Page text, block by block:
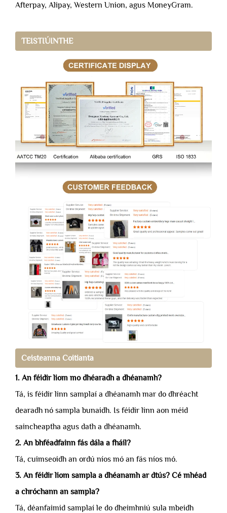
Afterpay, Alipay, Western Union, agus MoneyGram.
TEISTIÚINTHE
Ceisteanna Coitianta
1. An féidir liom mo dhéaradh a dhéanamh?
Tá, is féidir linn samplaí a dhéanamh mar do dhréacht
dearadh nó sampla bunaidh. Is féidir linn aon méid
saincheaptha agus dath a dhéanamh.
2. An bhféadfainn fás dála a fháil?
Tá, cuimseoidh an ordú níos mó an fás níos mó.
3. An féidir liom sampla a dhéanamh ar dtús? Cé mhéad
a chróchann an sampla?
Tá, déanfaimid samplaí le do dheimhniú sula mbeidh